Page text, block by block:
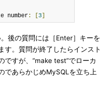
number: 3]
後の質問には［Enter］キーを
す。質問が終了したらインスト
ですが、“make test”でローカ
であらかじめMySQLを立ち上